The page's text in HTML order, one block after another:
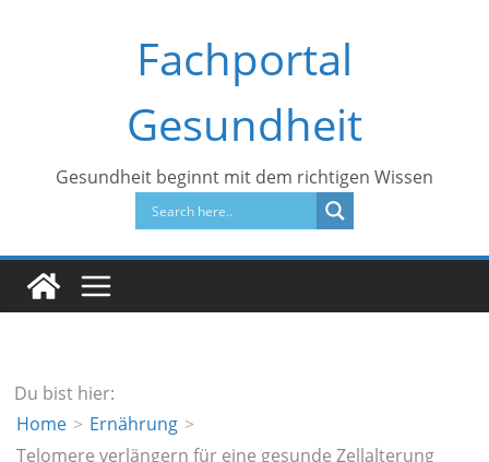
Fachportal
Gesundheit
Gesundheit beginnt mit dem richtigen Wissen
Du bist hier:
Home
Ernährung
Telomere verlängern für eine gesunde Zellalterung